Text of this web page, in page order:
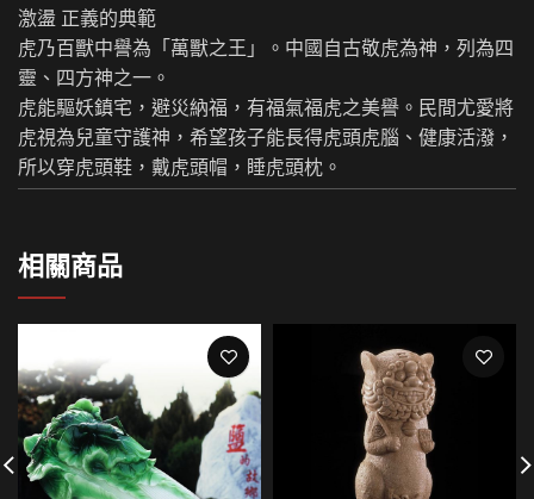
激盪 正義的典範
虎乃百獸中譽為「萬獸之王」。中國自古敬虎為神，列為四
靈、四方神之一。
虎能驅妖鎮宅，避災納福，有福氣福虎之美譽。民間尤愛將
虎視為兒童守護神，希望孩子能長得虎頭虎腦、健康活潑，
所以穿虎頭鞋，戴虎頭帽，睡虎頭枕。
相關商品